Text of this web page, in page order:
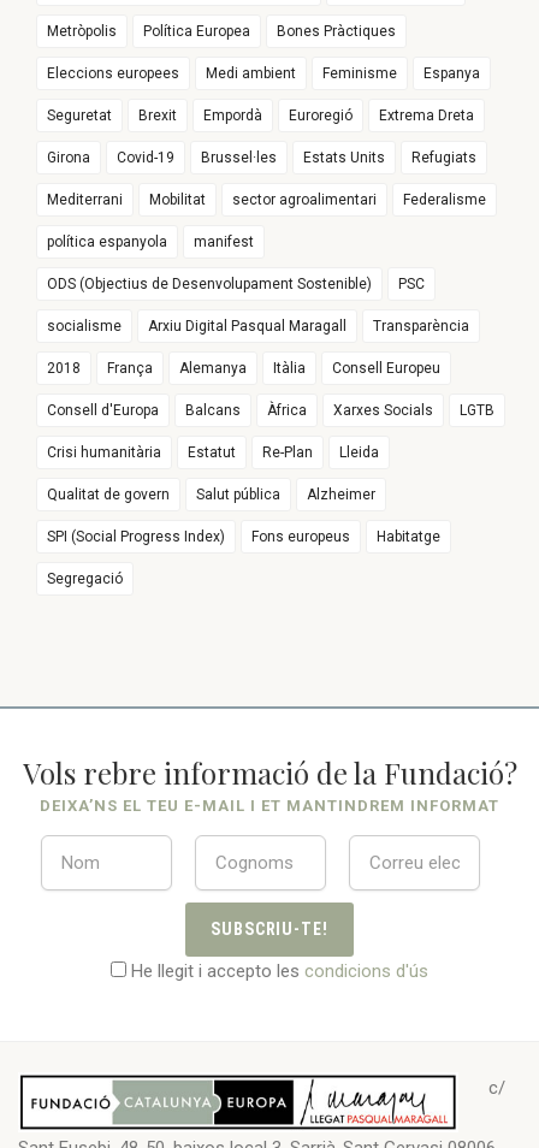
Metròpolis Política Europea Bones Pràctiques
Eleccions europees Medi ambient Feminisme Espanya
Seguretat Brexit Empordà Euroregió Extrema Dreta
Girona Covid-19 Brussel·les Estats Units Refugiats
Mediterrani Mobilitat sector agroalimentari Federalisme
política espanyola manifest
ODS (Objectius de Desenvolupament Sostenible) PSC
socialisme Arxiu Digital Pasqual Maragall Transparència
2018 França Alemanya Itàlia Consell Europeu
Consell d'Europa Balcans Àfrica Xarxes Socials LGTB
Crisi humanitària Estatut Re-Plan Lleida
Qualitat de govern Salut pública Alzheimer
SPI (Social Progress Index) Fons europeus Habitatge
Segregació
Vols rebre informació de la Fundació?
DEIXA’NS EL TEU E-MAIL I ET MANTINDREM INFORMAT
SUBSCRIU-TE!
He llegit i accepto les condicions d'ús
c/